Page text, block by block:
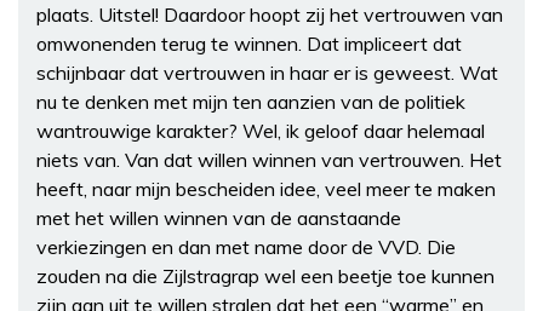
plaats. Uitstel! Daardoor hoopt zij het vertrouwen van
omwonenden terug te winnen. Dat impliceert dat
schijnbaar dat vertrouwen in haar er is geweest. Wat
nu te denken met mijn ten aanzien van de politiek
wantrouwige karakter? Wel, ik geloof daar helemaal
niets van. Van dat willen winnen van vertrouwen. Het
heeft, naar mijn bescheiden idee, veel meer te maken
met het willen winnen van de aanstaande
verkiezingen en dan met name door de VVD. Die
zouden na die Zijlstragrap wel een beetje toe kunnen
zijn aan uit te willen stralen dat het een “warme” en